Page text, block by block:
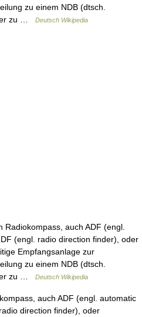
zu einem NDB (dtsch.
zu …
Deutsch Wikipedia
auch ADF (engl.
(engl. radio direction finder), oder
Empfangsanlage zur
zu einem NDB (dtsch.
zu …
Deutsch Wikipedia
auch ADF (engl. automatic
direction finder), oder